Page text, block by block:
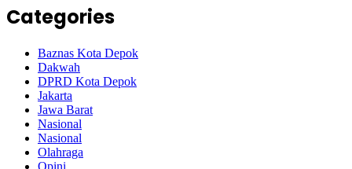
Categories
Baznas Kota Depok
Dakwah
DPRD Kota Depok
Jakarta
Jawa Barat
Nasional
Nasional
Olahraga
Opini